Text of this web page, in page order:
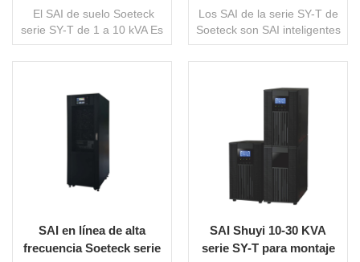
El SAI de suelo Soeteck
serie SY-T de 1 a 10 kVA Es
un sistema de alimentación
ininterrumpida (SAI) en
alto rendimiento. Está
diseñado para pequeños
dispositivos de medición,
equipos de automatización
industrial, etc.) e
instrumentos de precisión.
de un generador como
entrada de CA permite aislar
eficazmente la mala calidad
LEE MAS
Los SAI de la serie SY-T de
Soeteck son SAI inteligentes
de alta frecuencia
totalmente en línea,
entornos que requieren
electricidad de alta calidad,
como equipos hospitalarios,
empresas, equipos
informáticos y terminales
el circuito inversor del SAI
está siempre en
funcionamiento, la energía
almacenada puede
invertirse y generar
LEE MAS
SAI en línea de alta
frecuencia Soeteck serie
SAI Shuyi 10-30 KVA
serie SY-T para montaje